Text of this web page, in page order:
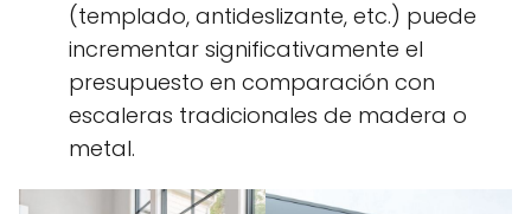
(templado, antideslizante, etc.) puede
incrementar significativamente el
presupuesto en comparación con
escaleras tradicionales de madera o
metal.